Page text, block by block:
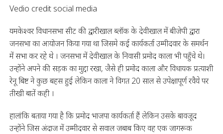
Vedio credit social media
यमकेश्वर विधानसभा सीट की द्वारीखाल ब्लॉक के देवीखाल में बीजेपी द्वारा
जनसभा का आयोजन किया गया था जिसमे कई कार्यकर्ता उम्मीदवार के समर्थन
में सभा कर रहे थे । जनसभा में देवीखाल के निवासी प्रमोद काला भी पहुँचे थे।
उन्होंने अपने की सड़क का मुद्दा रखा, जैसे ही प्रमोद काला और विधायक प्रत्याशी
रेनू बिष्ट ने कुछ बहस हुई लेकिन काला ने विगत 20 साल से उपेक्षापूर्ण रवैये पर
तीखी बातें कही ।
हालांकि बताया गया है कि प्रमोद भाजपा कार्यकर्ता हैं लेकिन उसके बावजूद
उन्होंने जिस अंदाज में उम्मीदवार से सवाल जबाब किए वह एक जागरूक